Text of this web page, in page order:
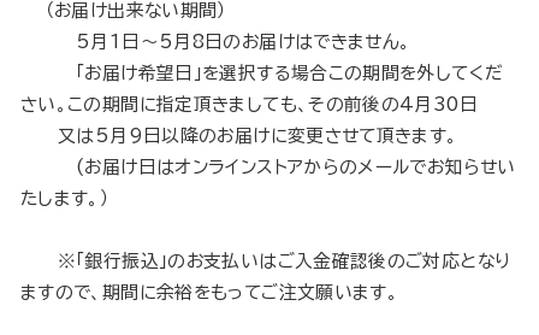
（お届け出来ない期間）
5月1日～5月8日のお届けはできません。
「お届け希望日」を選択する場合この期間を外してくだ
さい。この期間に指定頂きましても、その前後の4月30日
又は5月9日以降のお届けに変更させて頂きます。
(お届け日はオンラインストアからのメールでお知らせい
たします。）
※「銀行振込」のお支払いはご入金確認後のご対応となり
ますので、期間に余裕をもってご注文願います。